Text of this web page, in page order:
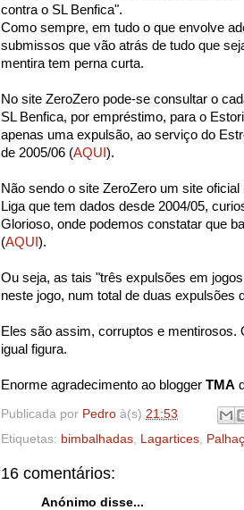
contra o SL Benfica".
Como sempre, em tudo o que envolve
submissos que vão atrás de tudo que
mentira tem perna curta.
No site ZeroZero pode-se consultar o
SL Benfica, por empréstimo, para o
apenas uma expulsão, ao serviço do
de 2005/06 (AQUI ).
Não sendo o site ZeroZero um site
Liga que tem dados desde 2004/05,
Glorioso, onde podemos constatar que
(AQUI ).
Ou seja, as tais "três expulsões em
neste jogo, num total de duas expulsões
Eles são assim, corruptos e
igual figura.
Enorme agradecimento ao blogger TMA
Publicada por Pedro à(s) 21:53
Etiquetas: bimbalhadas Lagartices
16 comentários:
Anónimo disse...